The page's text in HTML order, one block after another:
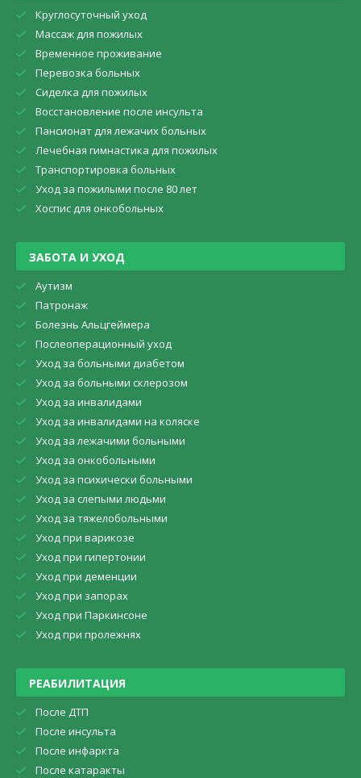
Круглосуточный уход
Массаж для пожилых
Временное проживание
Перевозка больных
Сиделка для пожилых
Восстановление после инсульта
Пансионат для лежачих больных
Лечебная гимнастика для пожилых
Транспортировка больных
Уход за пожилыми после 80 лет
Хоспис для онкобольных
ЗАБОТА И УХОД
Аутизм
Патронаж
Болезнь Альцгеймера
Послеоперационный уход
Уход за больными диабетом
Уход за больными склерозом
Уход за инвалидами
Уход за инвалидами на коляске
Уход за лежачими больными
Уход за онкобольными
Уход за психически больными
Уход за слепыми людьми
Уход за тяжелобольными
Уход при варикозе
Уход при гипертонии
Уход при деменции
Уход при запорах
Уход при Паркинсоне
Уход при пролежнях
РЕАБИЛИТАЦИЯ
После ДТП
После инсульта
После инфаркта
После катаракты